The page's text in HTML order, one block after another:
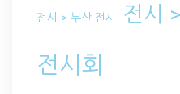
전시 > 부산 전시 전시
전시회